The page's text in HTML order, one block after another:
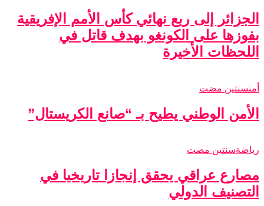
الجزائر إلى ربع نهائي كأس الأمم الإفريقية
بفوزها على الكونغو بهدف قاتل في
اللحظات الأخيرة
أمنسنتين مضت
الأمن الوطني يطيح بـ “صانع الكريستال”
رياضةسنتين مضت
مصارع عراقي يحقق إنجازا تاريخيا في
التصنيف الدولي